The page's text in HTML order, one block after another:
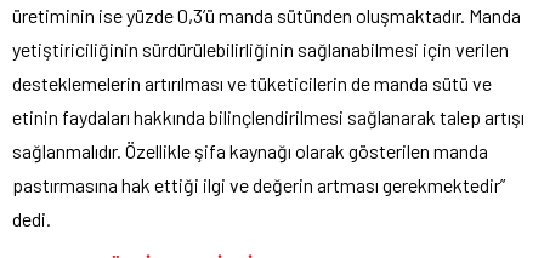
üretiminin ise yüzde 0,3’ü manda sütünden oluşmaktadır. Manda
yetiştiriciliğinin sürdürülebilirliğinin sağlanabilmesi için verilen
desteklemelerin artırılması ve tüketicilerin de manda sütü ve
etinin faydaları hakkında bilinçlendirilmesi sağlanarak talep artışı
sağlanmalıdır. Özellikle şifa kaynağı olarak gösterilen manda
pastırmasına hak ettiği ilgi ve değerin artması gerekmektedir”
dedi.